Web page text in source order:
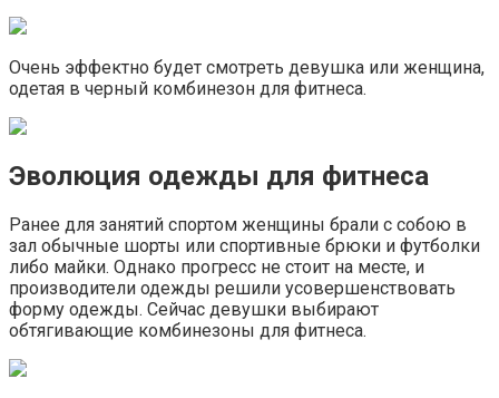
Очень эффектно будет смотреть девушка или женщина,
одетая в черный комбинезон для фитнеса.
Эволюция одежды для фитнеса
Ранее для занятий спортом женщины брали с собою в
зал обычные шорты или спортивные брюки и футболки
либо майки. Однако прогресс не стоит на месте, и
производители одежды решили усовершенствовать
форму одежды. Сейчас девушки выбирают
обтягивающие комбинезоны для фитнеса.